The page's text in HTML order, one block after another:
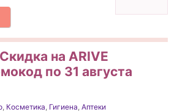
на ARIVE
по 31 августа
, Косметика, Гигиена, Аптеки